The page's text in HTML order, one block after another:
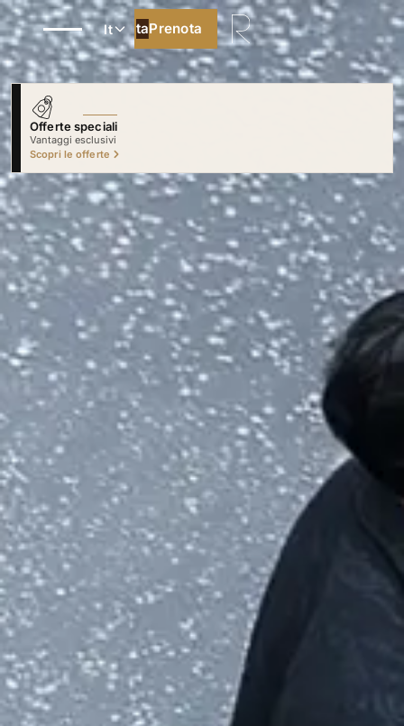
It Prenota
Prenota
Offerte speciali
Solo sul nostro sito
Scopri le offerte